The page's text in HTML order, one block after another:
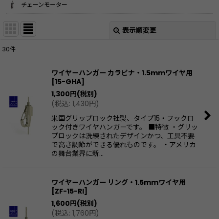
チェーンモーター
表示順変更
30件
ワイヤーハンガー カラビナ・1.5mmワイヤ用
[15-GHA]
1,300円(税別)
(税込: 1,430円)
米国グリップロック社製、タイプ15・フックロ
ック付きワイヤハンガーです。 ■特徴 ・グリッ
プロックは洗練されたデザインかつ、工具不要
で高さ調節ができる優れものです。 ・アメリカ
の舞台業界に新…
ワイヤーハンガー リング・1.5mmワイヤ用
[ZF-15-RI]
1,600円(税別)
(税込: 1,760円)